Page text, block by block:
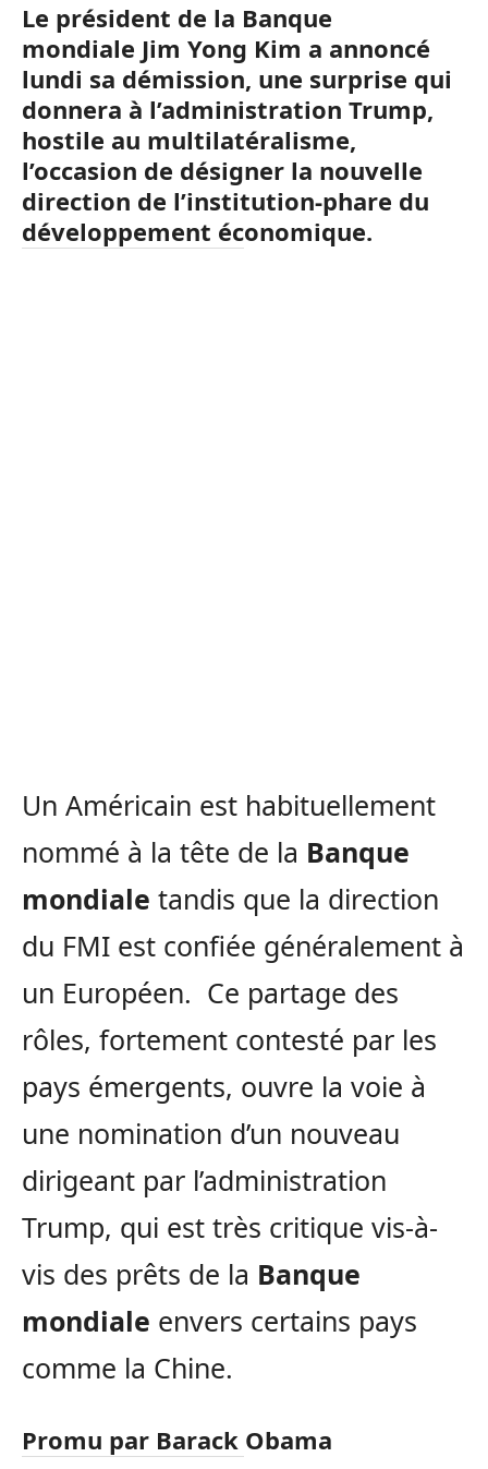
Le président de la Banque
mondiale Jim Yong Kim a annoncé
lundi sa démission, une surprise qui
donnera à l’administration Trump,
hostile au multilatéralisme,
l’occasion de désigner la nouvelle
direction de l’institution-phare du
développement économique.
Un Américain est habituellement
nommé à la tête de la Banque
mondiale tandis que la direction
du FMI est confiée généralement à
un Européen. Ce partage des
rôles, fortement contesté par les
pays émergents, ouvre la voie à
une nomination d’un nouveau
dirigeant par l’administration
Trump, qui est très critique vis-à-
vis des prêts de la Banque
mondiale envers certains pays
comme la Chine.
Promu par Barack Obama